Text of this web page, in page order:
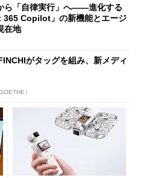
ら「自律実行」へ――進化する
365 Copilot」の新機能とエージ
在地
がタッグを組み、新メディ
）